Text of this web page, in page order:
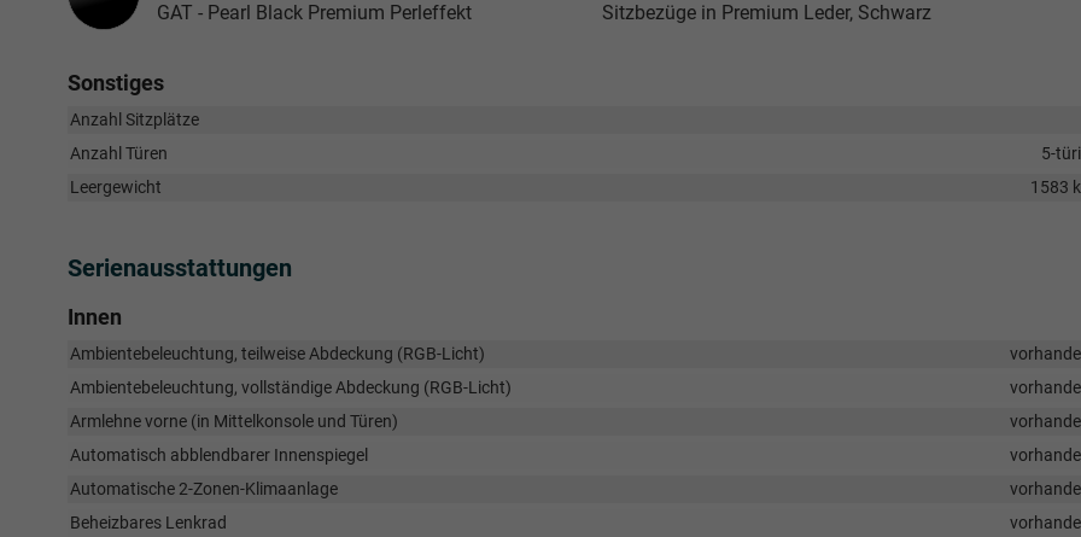
GAT - Pearl Black Premium Perleffekt
Sitzbezüge in Premium Leder, Schwarz
Sonstiges
Anzahl Sitzplätze
Anzahl Türen
5-
Leergewicht
1583
Serienausstattungen
Innen
Ambientebeleuchtung, teilweise Abdeckung (RGB-Licht)
Ambientebeleuchtung, vollständige Abdeckung (RGB-Licht)
Armlehne vorne (in Mittelkonsole und Türen)
Automatisch abblendbarer Innenspiegel
Automatische 2-Zonen-Klimaanlage
Beheizbares Lenkrad